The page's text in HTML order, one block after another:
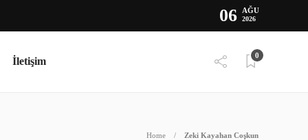
06 AĞU
2026
İletişim 0
Home Zeki Kayahan Coşkun